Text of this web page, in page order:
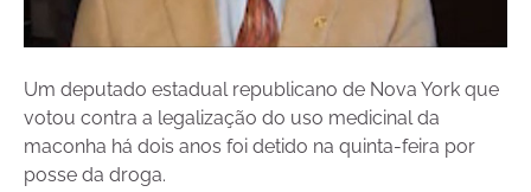
Um deputado estadual republicano de Nova York que
votou contra a legalização do uso medicinal da
maconha há dois anos foi detido na quinta-feira por
posse da droga.